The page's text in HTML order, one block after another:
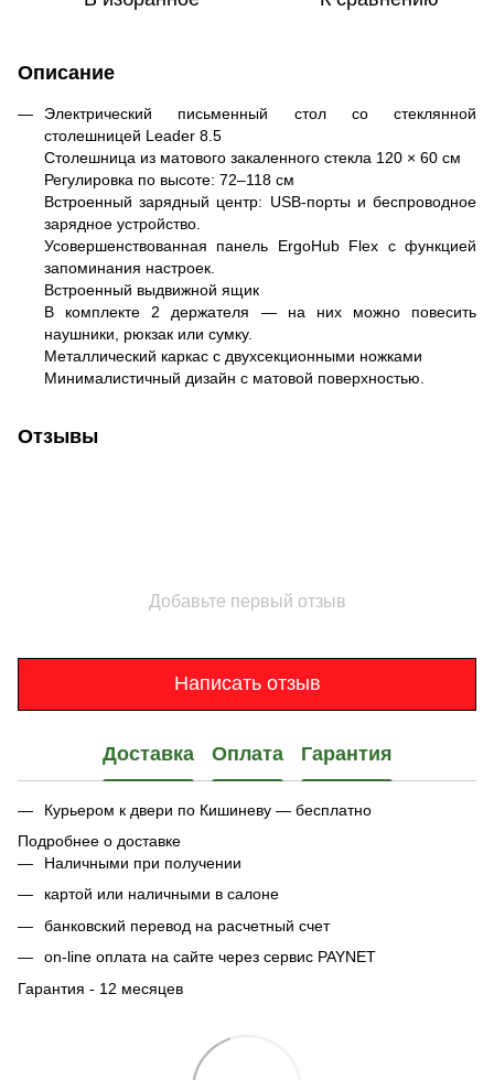
Описание
Электрический письменный стол со стеклянной
столешницей Leader 8.5
Столешница из матового закаленного стекла 120 × 60 см
Регулировка по высоте: 72–118 см
Встроенный зарядный центр: USB-порты и беспроводное
зарядное устройство.
Усовершенствованная панель ErgoHub Flex с функцией
запоминания настроек.
Встроенный выдвижной ящик
В комплекте 2 держателя — на них можно повесить
наушники, рюкзак или сумку.
Металлический каркас с двухсекционными ножками
Минималистичный дизайн с матовой поверхностью.
Отзывы
Добавьте первый отзыв
Написать отзыв
Доставка Оплата Гарантия
Курьером к двери по Кишиневу — бесплатно
Подробнее о доставке
Наличными при получении
картой или наличными в салоне
банковский перевод на расчетный счет
on-line оплата на сайте через сервис PAYNET
Гарантия - 12 месяцев